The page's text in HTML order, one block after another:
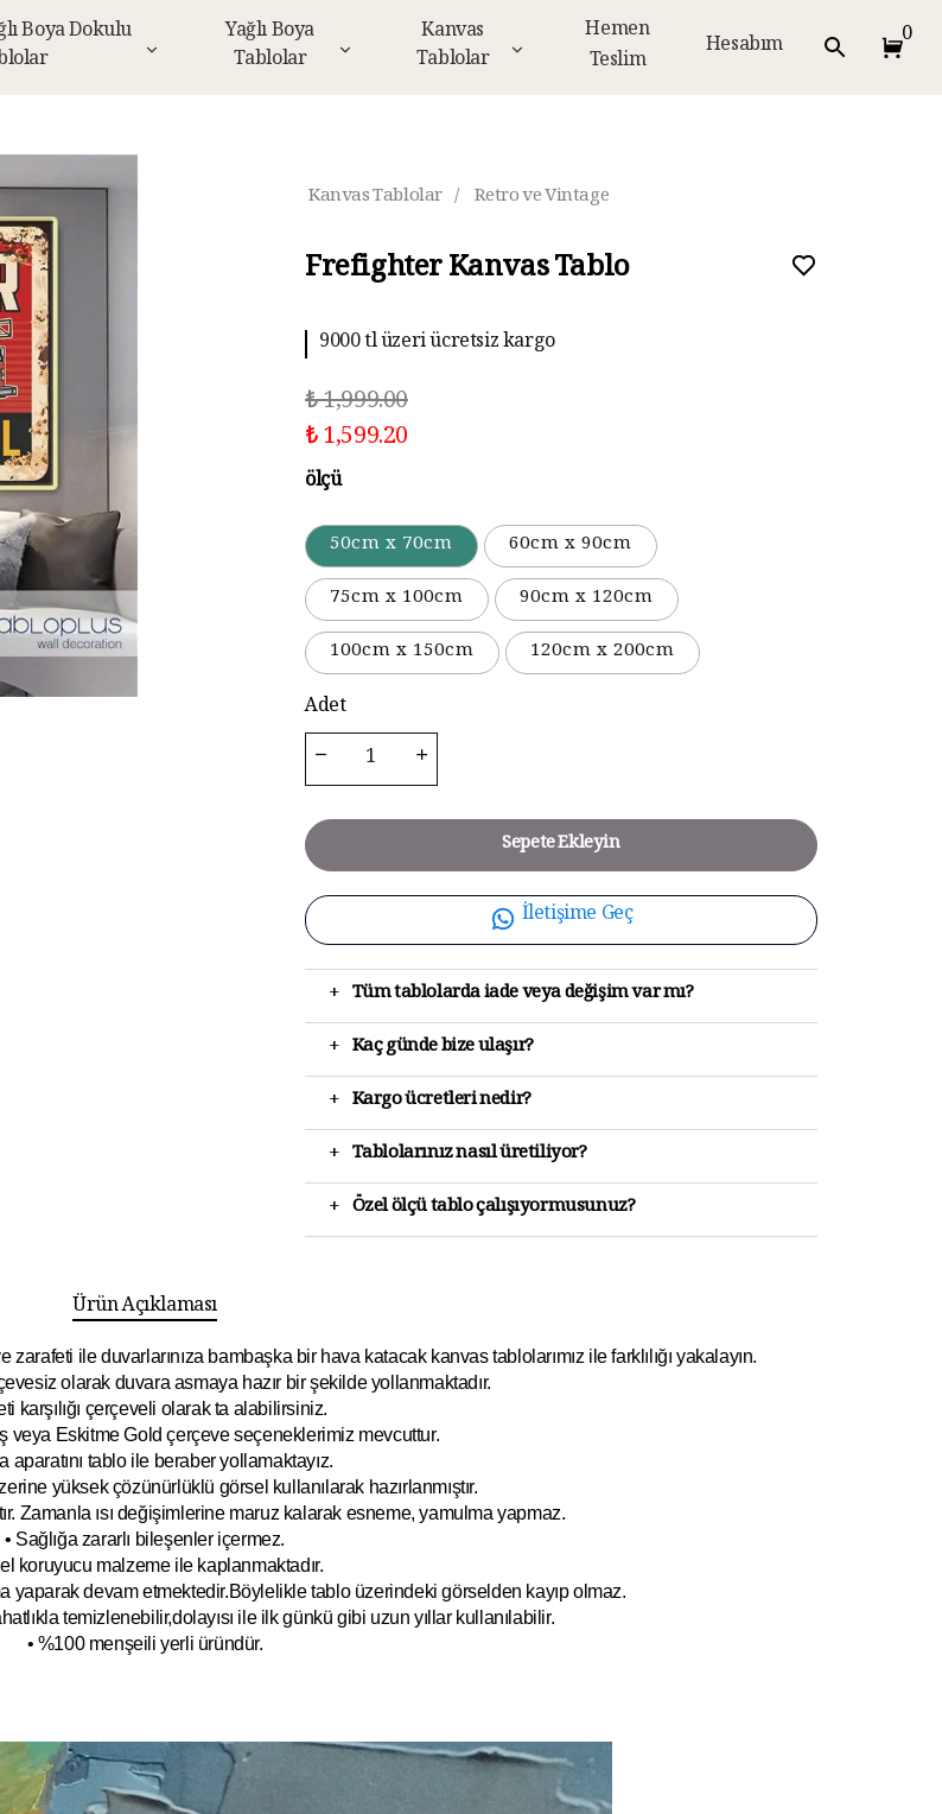
Boya Dokulu
Yağlı Boya
Tablolar
Kanvas
Tablolar
Hemen
Teslim
Hesabım 0
Kanvas Tablolar / Retro ve Vintage
Frefighter Kanvas Tablo
9000 tl üzeri ücretsiz kargo
₺ 1,999.00
₺ 1,599.20
ölçü
50cm x 70cm
60cm x 90cm
75cm x 100cm
90cm x 120cm
100cm x 150cm
120cm x 200cm
Adet
Sepete Ekleyin
İletişime Geç
+ Tüm tablolarda iade veya değişim var mı?
+ Kaç günde bize ulaşır?
+ Kargo ücretleri nedir?
+ Tablolarınız nasıl üretiliyor?
+ Özel ölçü tablo çalışıyormusunuz?
Ürün Açıklaması
ile duvarlarınıza bambaşka bir hava katacak kanvas tablolarımız ile farklılığı yakalayın.
olarak duvara asmaya hazır bir şekilde yollanmaktadır.
karşılığı çerçeveli olarak ta alabilirsiniz.
veya Eskitme Gold çerçeve seçeneklerimiz mevcuttur.
aparatını tablo ile beraber yollamaktayız.
yüksek çözünürlüklü görsel kullanılarak hazırlanmıştır.
Zamanla ısı değişimlerine maruz kalarak esneme, yamulma yapmaz.
• Sağlığa zararlı bileşenler içermez.
koruyucu malzeme ile kaplanmaktadır.
yaparak devam etmektedir.Böylelikle tablo üzerindeki görselden kayıp olmaz.
temizlenebilir,dolayısı ile ilkgünkü gibi uzun yıllar kullanılabilir.
• %100 menşeili yerli üründür.